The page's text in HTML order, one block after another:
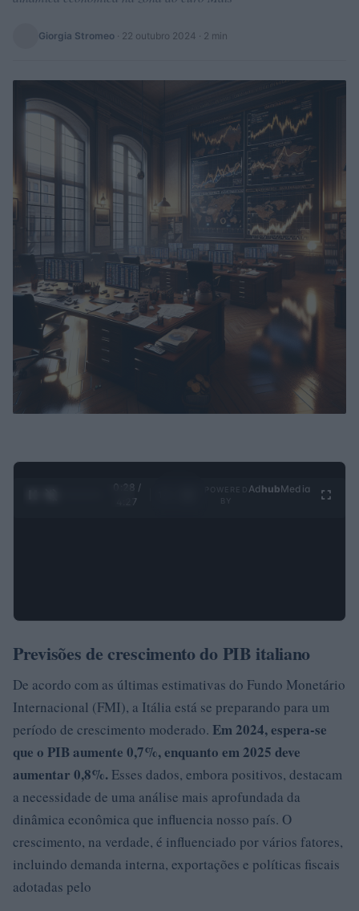
Giorgia Stromeo · 22 outubro 2024 · 2 min
0:29 /
4:27
Ad hubMedia
Previsões de crescimento do PIB italiano
De acordo com as últimas estimativas do Fundo Monetário
Internacional (FMI), a Itália está se preparando para um
período de crescimento moderado. Em 2024, espera-se
que o PIB aumente 0,7%, enquanto em 2025 deve
aumentar 0,8%. Esses dados, embora positivos, destacam
a necessidade de uma análise mais aprofundada da
dinâmica econômica que influencia nosso país. O
crescimento, na verdade, é influenciado por vários fatores,
incluindo demanda interna, exportações e políticas fiscais
adotadas pelo